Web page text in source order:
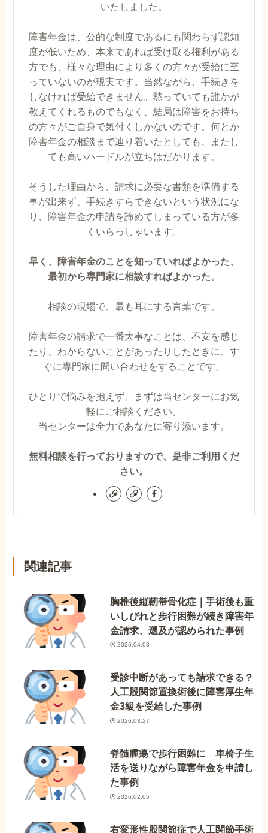
いたしました。
障害年金は、公的な制度であるにも関わらず認知
度が低いため、本来であれば受け取る権利がある
方でも、様々な理由により多くの方々が受給に至
っていないのが現実です。当然ながら、手続きを
しなければ受給できません。黙っていても誰かが
教えてくれるものでもなく、結局は障害をお持ち
の方々がご自身で気付くしかないのです。何とか
障害年金の相談まで辿り着いたとしても、またし
ても高いハードルが立ちはだかります。
そうした理由から、請求に必要な書類を準備する
事が出来ず、手続きすらできないという状況にな
り、障害年金の申請を諦めてしまっている方が多
くいらっしゃいます。
早く、障害年金のことを知っていればよかった、
最初から専門家に相談すればよかった。
相談の現場で、最も耳にする言葉です。
障害年金の請求で一番大事なことは、不安を感じ
たり、わからないことがあったりしたときに、す
ぐに専門家に問い合わせをすることです。
ひとりで悩みを抱えず、まずは当センターにお気
軽にご相談ください。
当センターは全力であなたに寄り添います。
無料相談を行っておりますので、是非ご利用くだ
さい。
関連記事
胸椎後縦靭帯骨化症｜手術後も重
いしびれと歩行困難が続き障害年
金請求、遡及が認められた事例
2026.04.03
受診中断があっても請求できる？
人工股関節置換術後に障害厚生年
金3級を受給した事例
2026.03.27
脊髄腫瘍で歩行困難に 車椅子生
活を送りながら障害年金を申請し
た事例
2026.02.05
右変形性股関節症で人工関節手術